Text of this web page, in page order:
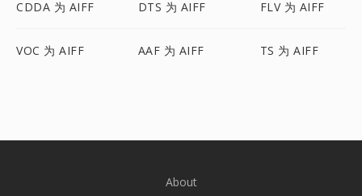
CDDA 为 AIFF DTS 为 AIFF FLV 为 AIFF
VOC 为 AIFF AAF 为 AIFF TS 为 AIFF
About